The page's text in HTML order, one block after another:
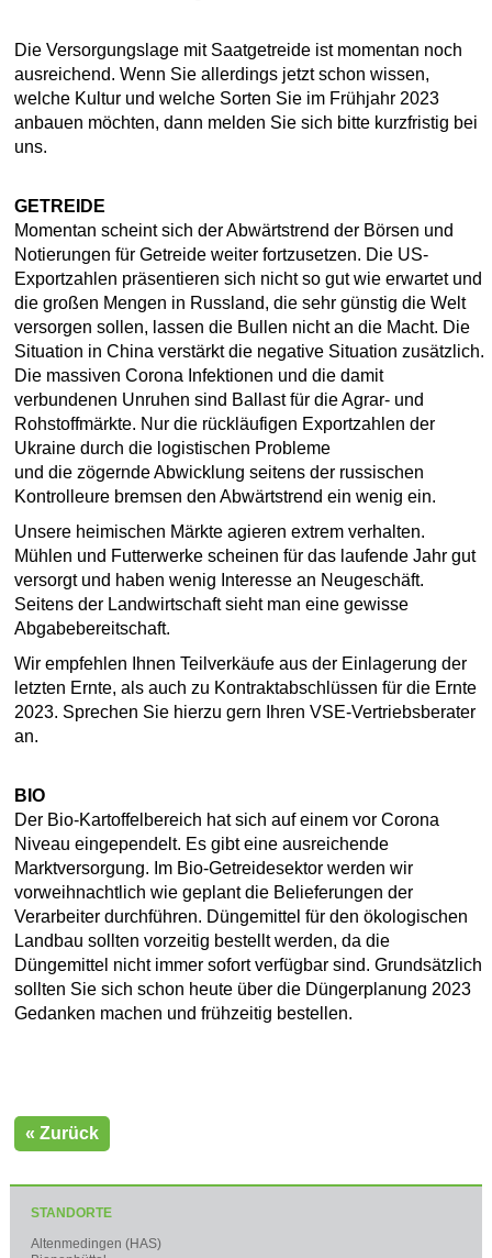
Die Versorgungslage mit Saatgetreide ist momentan noch
ausreichend. Wenn Sie allerdings jetzt schon wissen,
welche Kultur und welche Sorten Sie im Frühjahr 2023
anbauen möchten, dann melden Sie sich bitte kurzfristig bei
uns.
GETREIDE
Momentan scheint sich der Abwärtstrend der Börsen und
Notierungen für Getreide weiter fortzusetzen. Die US-
Exportzahlen präsentieren sich nicht so gut wie erwartet und
die großen Mengen in Russland, die sehr günstig die Welt
versorgen sollen, lassen die Bullen nicht an die Macht. Die
Situation in China verstärkt die negative Situation zusätzlich.
Die massiven Corona Infektionen und die damit
verbundenen Unruhen sind Ballast für die Agrar- und
Rohstoffmärkte. Nur die rückläufigen Exportzahlen der
Ukraine durch die logistischen Probleme
und die zögernde Abwicklung seitens der russischen
Kontrolleure bremsen den Abwärtstrend ein wenig ein.
Unsere heimischen Märkte agieren extrem verhalten.
Mühlen und Futterwerke scheinen für das laufende Jahr gut
versorgt und haben wenig Interesse an Neugeschäft.
Seitens der Landwirtschaft sieht man eine gewisse
Abgabebereitschaft.
Wir empfehlen Ihnen Teilverkäufe aus der Einlagerung der
letzten Ernte, als auch zu Kontraktabschlüssen für die Ernte
2023. Sprechen Sie hierzu gern Ihren VSE-Vertriebsberater
an.
BIO
Der Bio-Kartoffelbereich hat sich auf einem vor Corona
Niveau eingependelt. Es gibt eine ausreichende
Marktversorgung. Im Bio-Getreidesektor werden wir
vorweihnachtlich wie geplant die Belieferungen der
Verarbeiter durchführen. Düngemittel für den ökologischen
Landbau sollten vorzeitig bestellt werden, da die
Düngemittel nicht immer sofort verfügbar sind. Grundsätzlich
sollten Sie sich schon heute über die Düngerplanung 2023
Gedanken machen und frühzeitig bestellen.
« Zurück
STANDORTE
Altenmedingen (HAS)